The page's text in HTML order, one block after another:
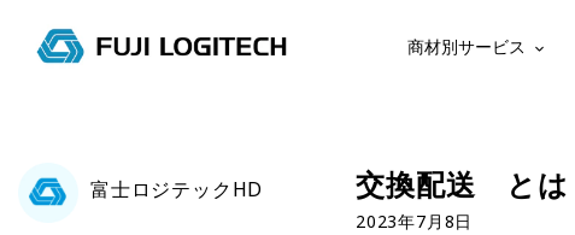
商材別サービス
富士ロジテックHD 交換配送 とは
2023年7月8日